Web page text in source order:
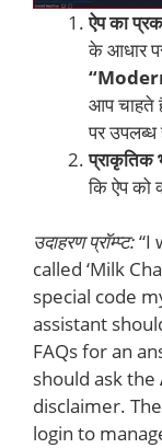
ऐप का
के आधार
आप चाहते
पर उपलब्ध
प्राकृतिक
कि ऐप को
उदाहरण प्रॉम्प्ट:“I
called ‘Milk
special code
assistant
FAQs for an
should ask the
disclaimer.
login to